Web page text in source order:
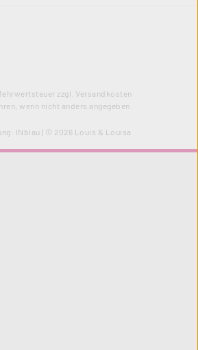
zzgl. Versandkosten
wenn nicht anders angegeben.
INblau | © 2026 Louis & Louisa